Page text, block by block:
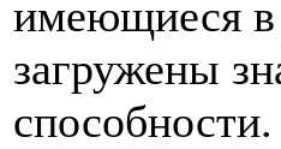
имеющиеся в
загружены
способности.